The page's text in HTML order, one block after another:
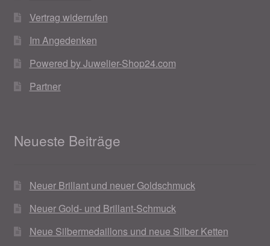
Vertrag widerrufen
Im Angedenken
Powered by Juwelier-Shop24.com
Partner
Neueste Beiträge
Neuer Brillant und neuer Goldschmuck
Neuer Gold- und Brillant-Schmuck
Neue Silbermedaillons und neue Silber Ketten